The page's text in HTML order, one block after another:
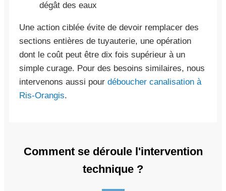
dégât des eaux
Une action ciblée évite de devoir remplacer des
sections entières de tuyauterie, une opération
dont le coût peut être dix fois supérieur à un
simple curage. Pour des besoins similaires, nous
intervenons aussi pour déboucher canalisation à
Ris-Orangis.
Comment se déroule l'intervention
technique ?